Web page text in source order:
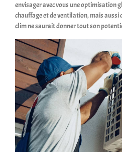
envisager avec vous uneoptimisation
chauffage et de ventilation, mais aussi
clim ne saurait donner tout son